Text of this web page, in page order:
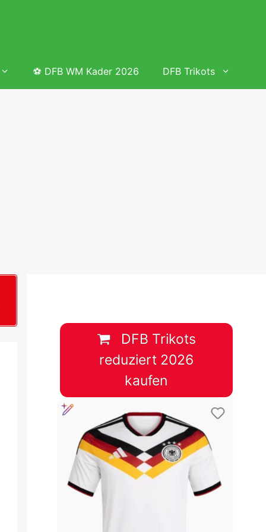
&
&
Tabelle
Tabelle
⚽ DFB WM Kader 2026 DFB Trikots
DFB Trikots
reduziert 2026
kaufen